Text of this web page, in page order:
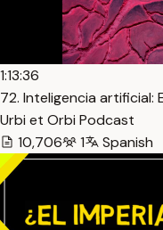
1:13:36
72. Inteligencia
Urbi et Orbi Podcast
10,706
1 Spanish